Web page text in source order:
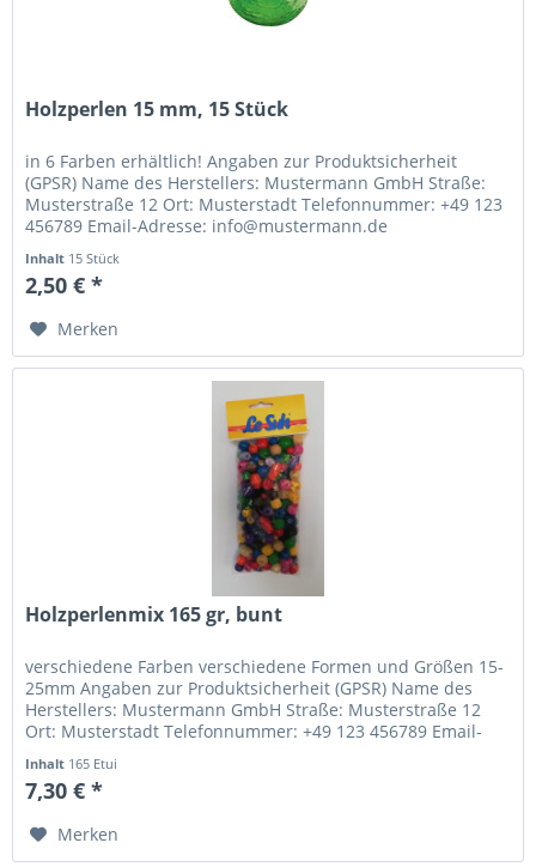
Holzperlen 15 mm, 15 Stück
in 6 Farben erhältlich! Angaben zur Produktsicherheit
(GPSR) Name des Herstellers: Mustermann GmbH Straße:
Musterstraße 12 Ort: Musterstadt Telefonnummer: +49 123
456789 Email-Adresse: info@mustermann.de
Inhalt 15 Stück
2,50 € *
Merken
Holzperlenmix 165 gr, bunt
verschiedene Farben verschiedene Formen und Größen 15-
25mm Angaben zur Produktsicherheit (GPSR) Name des
Herstellers: Mustermann GmbH Straße: Musterstraße 12
Ort: Musterstadt Telefonnummer: +49 123 456789 Email-
Inhalt 165 Etui
7,30 € *
Merken